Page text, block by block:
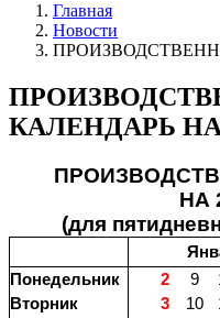
Главная
Новости
КАЛЕНДАРЬ НА
НА
(для
Понедельник
2 9
Вторник
3 10